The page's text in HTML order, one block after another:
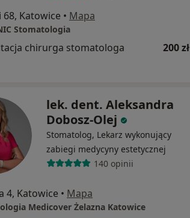
Katowice • Mapa
Stomatologia
chirurga stomatologa 200 zł
lek. dent. Aleksandra
Dobosz-Olej
Stomatolog, Lekarz wykonujący
zabiegi medycyny estetycznej
140 opinii
4, Katowice • Mapa
Medicover Żelazna Katowice